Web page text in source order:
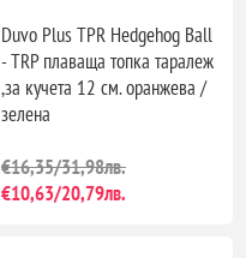
Duvo Plus TPR Hedgehog Ball
- TRP плаваща топка таралеж
,за кучета 12 см. оранжева /
зелена
€16,35/31,98лв.
€10,63/20,79лв.